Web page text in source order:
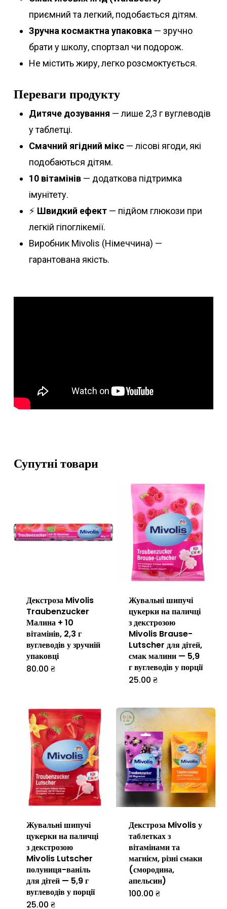
приємний та легкий, подобається дітям.
Зручна космактна упаковка — зручно
брати у школу, спортзал чи подорож.
Не містить жиру, легко розсмоктується.
Переваги продукту
Дитяче дозування — лише 2,3 г вуглеводів
у таблетці.
Смачний ягідний мікс— лісові ягоди, які
подобаються дітям.
10 вітамінів— додаткова підтримка
імунітету.
⚡ Швидкий ефект— підйом глюкози при
легкій гіпоглікемії.
Виробник Mivolis (Німеччина) —
гарантована якість.
Супутні товари
Декстроза Mivolis
Traubenzucker
Малина + 10
вітамінів, 2,3 г
вуглеводів у зручній
упаковці
80.00 ₴
Жувальні шипучі
цукерки на паличці
з декстрозою
Mivolis Brause-
Lutscher для дітей,
смак малини — 5,9
г вуглеводів у порції
25.00 ₴
має
кілька
варіантів.
можна
вибрати
на
сторінці
Жувальні шипучі
цукерки на паличці
з декстрозою
Mivolis Lutscher
полуниця-ваніль
для дітей — 5,9 г
вуглеводів у порції
25.00 ₴
Декстроза Mivolis у
таблетках з
вітамінами та
магнієм, різні смаки
(смородина,
апельсин)
100.00 ₴